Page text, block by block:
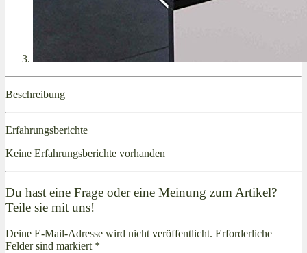
Beschreibung
Erfahrungsberichte
Keine Erfahrungsberichte vorhanden
Du hast eine Frage oder eine Meinung zum Artikel?
Teile sie mit uns!
Deine E-Mail-Adresse wird nicht veröffentlicht. Erforderliche
Felder sind markiert *